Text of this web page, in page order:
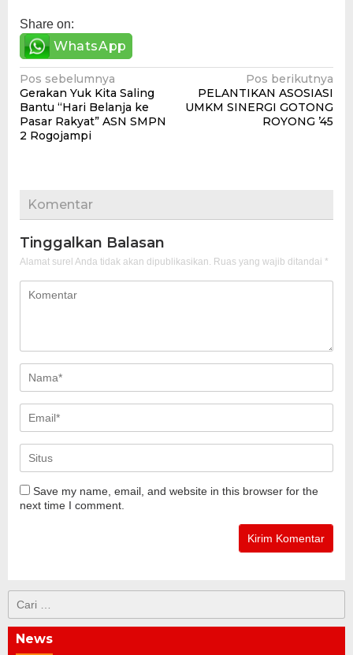
Share on:
WhatsApp
Navigasi
pos
Pos sebelumnya
Gerakan Yuk Kita Saling
Bantu “Hari Belanja ke
Pasar Rakyat” ASN SMPN
2 Rogojampi
Pos berikutnya
PELANTIKAN ASOSIASI
UMKM SINERGI GOTONG
ROYONG ’45
Komentar
Tinggalkan Balasan
Alamat surel Anda tidak akan dipublikasikan. Ruas yang wajib ditandai *
Save my name, email, and website in this browser for the
next time I comment.
untuk:
News